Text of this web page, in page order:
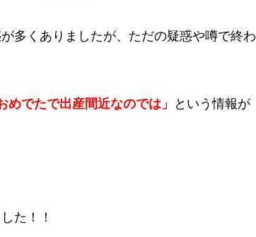
多くありましたが、ただの疑惑や噂で終わ
めでたで出産間近なのでは」
という情報が
た！！